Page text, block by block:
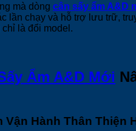
mà dòng cân sấy ẩm A&D
lần chạy và hỗ trợ lưu trữ,
là đổi model.
Ẩm A&D Mới
Vận Hành Thân Thiện